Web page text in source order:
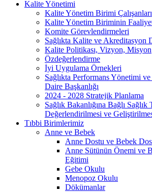
Kalite Yönetimi
Kalite Yönetim Birimi Çalışanları
Kalite Yönetim Biriminin
Komite Görevlendirmeleri
Sağlıkta Kalite ve Akreditasyon
Kalite Politikası, Vizyon, Misyon
Özdeğerlendirme
İyi Uygulama Örnekleri
Sağlıkta Performans Yönetimi
Daire Başkanlığı
2024 - 2028 Stratejik Planlama
Sağlık Bakanlığına Bağlı Sağlık
Değerlendirilmesi ve
Tıbbi Birimlerimiz
Anne ve Bebek
Anne Dostu ve Bebek
Anne Sütünün Önemi ve
Eğitimi
Gebe Okulu
Menopoz Okulu
Dökümanlar